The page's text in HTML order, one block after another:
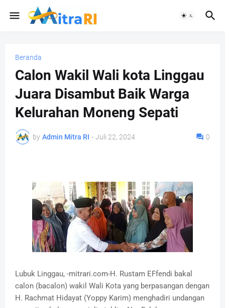
Beranda
Calon Wakil Wali kota Linggau
Juara Disambut Baik Warga
Kelurahan Moneng Sepati
by Admin Mitra RI - Juli 22, 2024 0
Lubuk Linggau, -mitrari.com-H. Rustam EFfendi bakal
calon (bacalon) wakil Wali Kota yang berpasangan dengan
H. Rachmat Hidayat (Yoppy Karim) menghadiri undangan